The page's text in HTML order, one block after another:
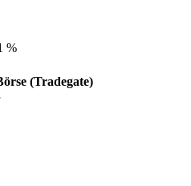
%
(Tradegate)